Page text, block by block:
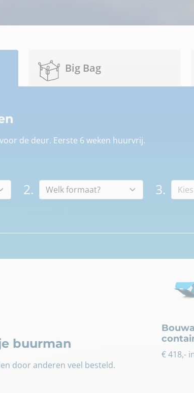
Big Bag
de deur. Eerste 6 weken huurvrij.
2. 3.
buurman
door anderen veel besteld.
€418,-